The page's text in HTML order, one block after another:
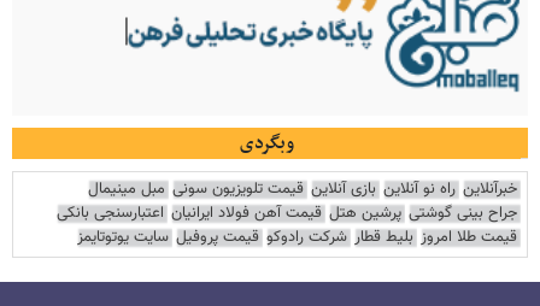
وبگردی
خبرآنلاین راه نو آنلاین بازی آنلاین قیمت تلویزیون سونی مبل مینیمال
جراح بینی گوشتی پرشین هتل قیمت آهن فولاد ایرانیان اعتبارسنجی بانکی
قیمت طلا امروز بلیط قطار شرکت رادوکو قیمت پروفیل سایت یوتوتایمز